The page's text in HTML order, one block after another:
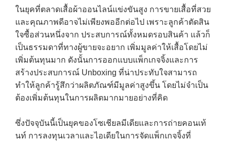
ในยุคที่ตลาดเสื้อผ้าออนไลน์แข่งขันสูง การขายเสื้อที่สวย
และคุณภาพดีอาจไม่เพียงพออีกต่อไป เพราะลูกค้าตัดสิน
ใจซื้อส่วนหนึ่งจาก ประสบการณ์ทั้งหมดรอบสินค้า แล้วก็
เป็นธรรมดาที่ทางผู้ขายจะอยาก เพิ่มมูลค่าให้เสื้อโดยไม่
เพิ่มต้นทุนมาก ดังนั้นการออกแบบแพ็กเกจจิ้งและการ
สร้างประสบการณ์ Unboxing ที่น่าประทับใจสามารถ
ทำให้ลูกค้ารู้สึกว่าผลิตภัณฑ์มีมูลค่าสูงขึ้น โดยไม่จำเป็น
ต้องเพิ่มต้นทุนในการผลิตมากมายอย่างที่คิด
ซึ่งปัจจุบันนี้เป็นยุคของโซเชียลมีเดียและการถ่ายคอนเท้
นท์ การลงทุนเวลาและไอเดียในการจัดแพ็กเกจจิ้งที่